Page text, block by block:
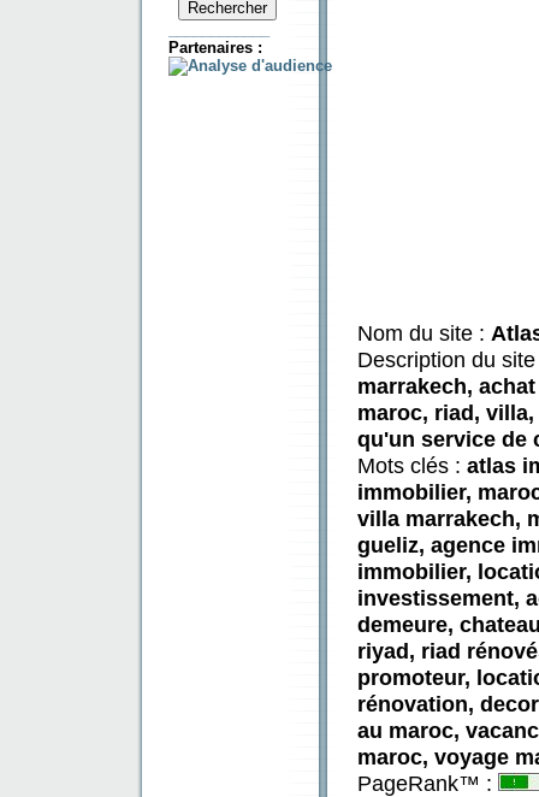
Partenaires :
Nom du site :
Description du
marrakech,
maroc, riad,
qu'un service de
Mots clés : atlas
immobilier,
villa marrakech,
gueliz, agence
immobilier,
investissement,
demeure,
riyad, riad
promoteur,
rénovation,
au maroc,
maroc, voyage
PageRank™ :